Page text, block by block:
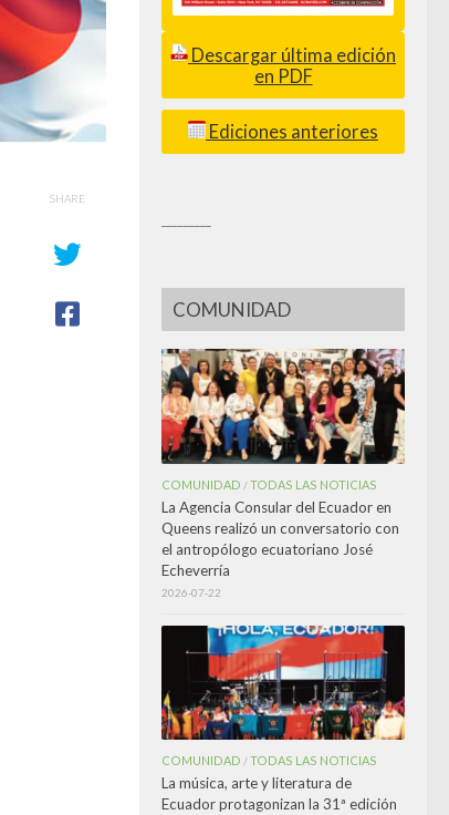
SHARE
Descargar última edición
en PDF
Ediciones anteriores
COMUNIDAD
COMUNIDAD /TODAS LAS NOTICIAS
La Agencia Consular del Ecuador en
Queens realizó un conversatorio con
el antropólogo ecuatoriano José
Echeverría
2026-07-22
COMUNIDAD /TODAS LAS NOTICIAS
La música, arte y literatura de
Ecuador protagonizan la 31ª edición